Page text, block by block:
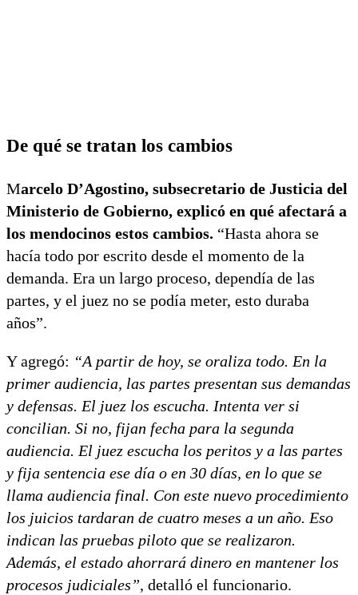
De qué se tratan los cambios
Marcelo D’Agostino, subsecretario de Justicia del
Ministerio de Gobierno, explicó en qué afectará a
los mendocinos estos cambios. “Hasta ahora se
hacía todo por escrito desde el momento de la
demanda. Era un largo proceso, dependía de las
partes, y el juez no se podía meter, esto duraba
años”.
Y agregó: “A partir de hoy, se oraliza todo. En la
primer audiencia, las partes presentan sus demandas
y defensas. El juez los escucha. Intenta ver si
concilian. Si no, fijan fecha para la segunda
audiencia. El juez escucha los peritos y a las partes
y fija sentencia ese día o en 30 días, en lo que se
llama audiencia final. Con este nuevo procedimiento
los juicios tardaran de cuatro meses a un año. Eso
indican las pruebas piloto que se realizaron.
Además, el estado ahorrará dinero en mantener los
procesos judiciales”, detalló el funcionario.